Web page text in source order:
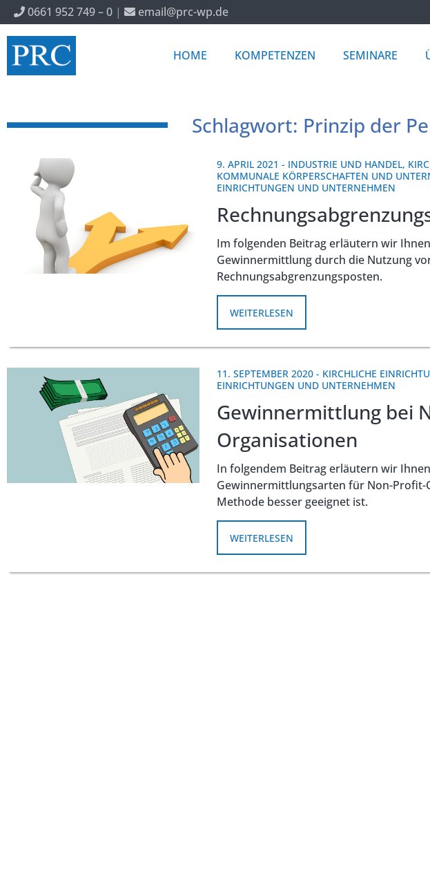
0661 952 749 – 0 | email@prc-wp.de
HOME KOMPETENZEN SEMINARE
Schlagwort: Prinzip der
9. APRIL 2021 - INDUSTRIE UND HANDEL,
KOMMUNALE KÖRPERSCHAFTEN UND
EINRICHTUNGEN UND UNTERNEHMEN
Im folgenden Beitrag erläutern wir
Gewinnermittlung durch die Nutzung
Rechnungsabgrenzungsposten.
WEITERLESEN
11. SEPTEMBER 2020 - KIRCHLICHE
EINRICHTUNGEN UND UNTERNEHMEN
Gewinnermittlung bei
Organisationen
In folgendem Beitrag erläutern wir
Gewinnermittlungsarten für Non-Profit-
Methode besser geeignet ist.
WEITERLESEN